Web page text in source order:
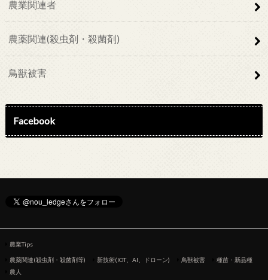
農業関連者
農薬関連(殺虫剤・殺菌剤)
鳥獣被害
Facebook
農業Tips
農薬関連(殺虫剤・殺菌剤等) 新技術(IOT、AI、ドローン) 鳥獣被害
種苗・新品種
農人